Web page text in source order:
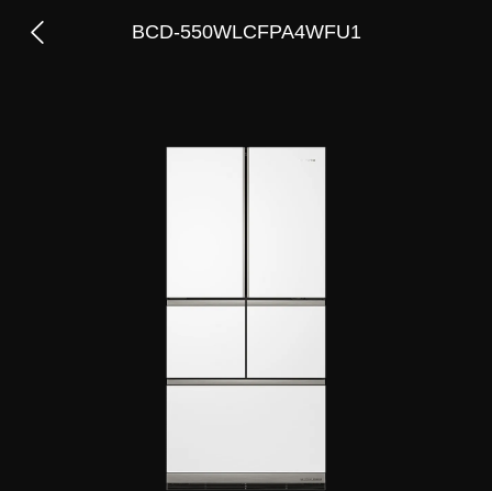
BCD-550WLCFPA4WFU1